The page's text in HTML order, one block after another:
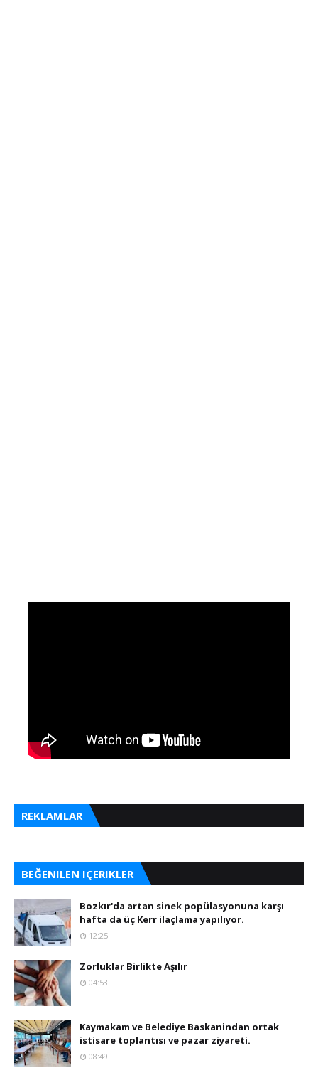
REKLAMLAR
BEĞENILEN IÇERIKLER
Bozkır'da artan sinek popülasyonuna karşı
hafta da üç Kerr ilaçlama yapılıyor.
12:25
Zorluklar Birlikte Aşılır
04:53
Kaymakam ve Belediye Baskanindan ortak
istisare toplantısı ve pazar ziyareti.
08:49